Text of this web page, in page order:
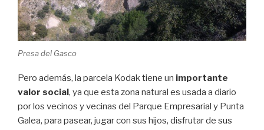
Presa del Gasco
Pero además, la parcela Kodak tiene un importante
valor social , ya que esta zona natural es usada a diario
por los vecinos y vecinas del Parque Empresarial y Punta
Galea, para pasear, jugar con sus hijos, disfrutar de sus